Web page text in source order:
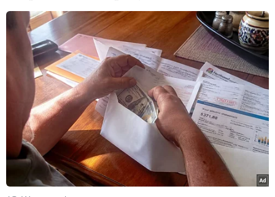
vị Quốc vương, các bậc Danh Tăngqua các thời
đại và trạng văn cầu quốc thái dân an.
Nhân dịp này, Trung ương Giáo hội Phật giáo
Việt Nam đã trao tặng 25 căn nhàtình nghĩa cho
các hộ gia đình chính sách, hoàn cảnh khó khăn
và 500 suất họcbổng cho học sinh nghèo học tập
tốt của các quận, huyện thuộc Hà Nội, với
tổngkinh phí 1 tỷ đồng.
Diễn ra từ ngày 27/7 đến 2/8, Đại lễ Phật giáo kỷ
niệm 1000 năm Thăng Long-HàNội bao gồm